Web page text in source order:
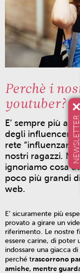
Perchè i
youtuber?
E’ sempre più
degli influencer,
rete
nostri ragazzi. Ne
ignoriamo cosa
poco più grandi
web.
E’ sicuramente più
provato a girare un
riferimento. Le nostre
essere carine, di poter
indossare una giacca
perché trascorrono
amiche, mentre
NEWSLETTER